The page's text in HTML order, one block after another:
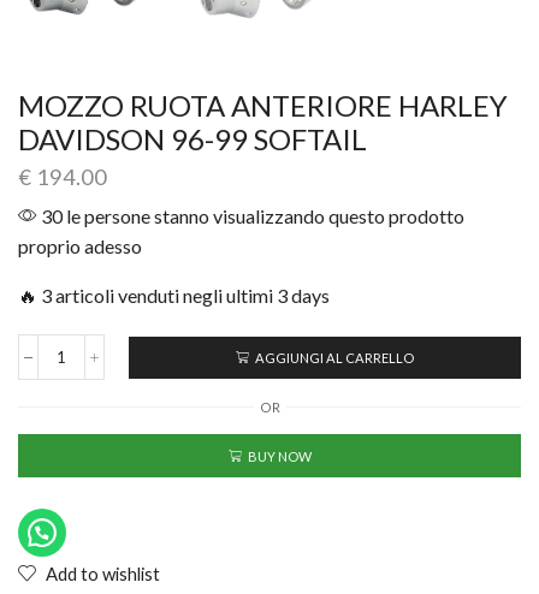
MOZZO RUOTA ANTERIORE HARLEY
DAVIDSON 96-99 SOFTAIL
€ 194.00
30 le persone stanno visualizzando questo prodotto
proprio adesso
🔥 3 articoli venduti negli ultimi 3 days
AGGIUNGI AL CARRELLO
OR
BUY NOW
Add to wishlist